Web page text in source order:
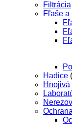
Filtrácia
Fľaše a
Hadice
Hnojivá